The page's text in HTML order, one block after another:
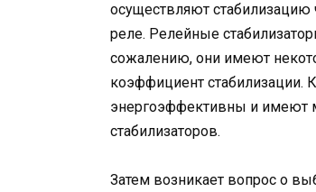
осуществляют
реле. Релейные
сожалению, они имеют
коэффициент стабилизации.
энергоэффективны и имеют
стабилизаторов.
Затем возникает вопрос о